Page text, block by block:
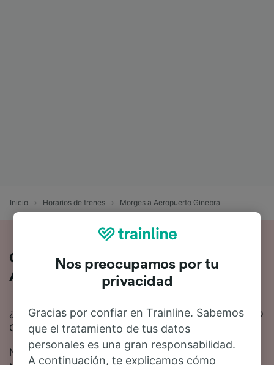
Inicio Horarios de trenes Morges a Aeropuerto Ginebra
Cómo es el viaje de Morges a
Aeropuerto Ginebra en tren
¿Estás pensando en ir en tren de Morges a Aeropuerto
Ginebra? Aquí tienes toda la información.
Normalmente se tardan 48 minutos en viajar de
Nos preocupamos por tu
privacidad
Gracias por confiar en Trainline. Sabemos
que el tratamiento de tus datos
personales es una gran responsabilidad.
A continuación, te explicamos cómo